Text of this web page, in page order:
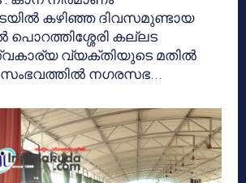
കഴിഞ്ഞ ദിവസമുണ്ടായ
പൊറത്തിശ്ശേരി കല്ലട
വ്യക്തിയുടെ മതില്‍
നഗരസഭ...